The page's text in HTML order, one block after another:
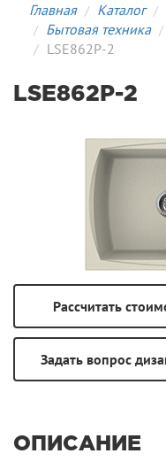
Главная Каталог
Бытовая техника
LSE862P-2
LSE862P-2
ОПИСАНИЕ